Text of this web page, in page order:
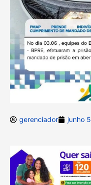
gerenciador junho